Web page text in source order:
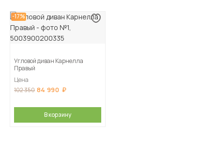
-17%
Угловой диван Карнелла
Правый
Цена
102 350 84 990
В корзину